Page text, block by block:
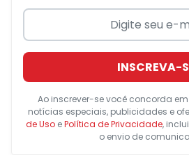
INSCREVA-
Ao inscrever-se você concorda
notícias especiais, publicidades e
de UsoePolítica de Privacidade,
o envio de